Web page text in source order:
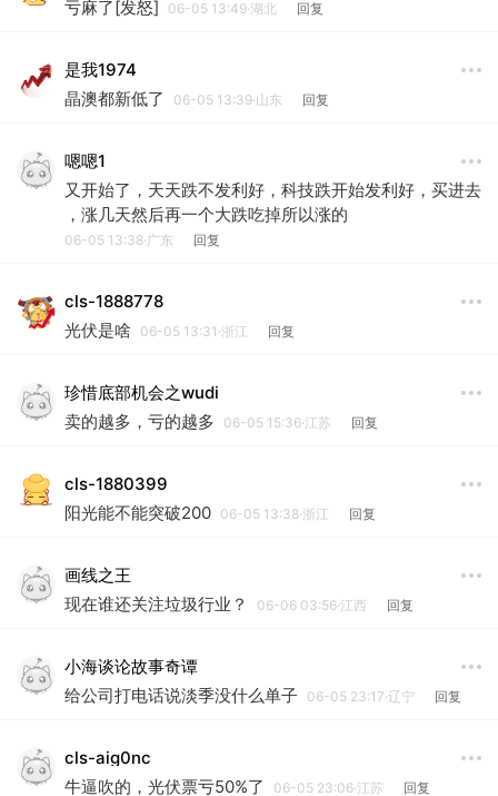
亏麻了[发怒]
06-05 13:49·湖北 回复
是我1974
晶澳都新低了
06-05 13:39·山东 回复
嗯嗯1
又开始了，天天跌不发利好，科技跌开始发利好，买进去
，涨几天然后再一个大跌吃掉所以涨的
06-05 13:38·广东 回复
cls-1888778
光伏是啥
06-05 13:31·浙江 回复
珍惜底部机会之wudi
卖的越多，亏的越多
06-05 15:36·江苏 回复
cls-1880399
阳光能不能突破200 06-05 13:38·浙江 回复
画线之王
现在谁还关注垃圾行业？
06-06 03:56·江西 回复
小海谈论故事奇谭
给公司打电话说淡季没什么单子 06-05 23:17·辽宁 回复
cls-aig0nc
牛逼吹的，光伏票亏50%了
06-05 23:06·江苏 回复